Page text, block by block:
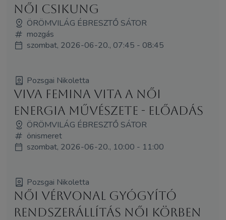
Női Csikung
ÖRÖMVILÁG ÉBRESZTŐ SÁTOR
mozgás
szombat, 2026-06-20., 07:45 - 08:45
Pozsgai Nikoletta
Viva Femina Vita A Női
Energia Művészete - előadás
ÖRÖMVILÁG ÉBRESZTŐ SÁTOR
önismeret
szombat, 2026-06-20., 10:00 - 11:00
Pozsgai Nikoletta
Női Vérvonal Gyógyító
Rendszerállítás Női Körben